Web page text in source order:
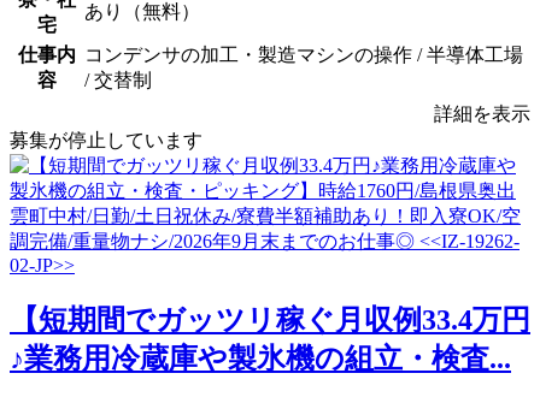
宅
あり（無料）
仕事内
容
コンデンサの加工・製造マシンの操作 / 半導体工場
/ 交替制
詳細を表示
募集が停止しています
【短期間でガッツリ稼ぐ月収例33.4万円
♪業務用冷蔵庫や製氷機の組立・検査...